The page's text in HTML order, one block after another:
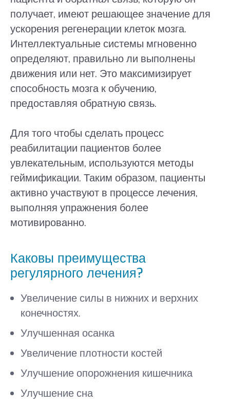
получает, имеют решающее значение для
ускорения регенерации клеток мозга.
Интеллектуальные системы мгновенно
определяют, правильно ли выполнены
движения или нет. Это максимизирует
способность мозга к обучению,
предоставляя обратную связь.
Для того чтобы сделать процесс
реабилитации пациентов более
увлекательным, используются методы
геймификации. Таким образом, пациенты
активно участвуют в процессе лечения,
выполняя упражнения более
мотивированно.
Каковы преимущества
регулярного лечения?
Увеличение силы в нижних и верхних
конечностях.
Улучшенная осанка
Увеличение плотности костей
Улучшение опорожнения кишечника
Улучшение сна